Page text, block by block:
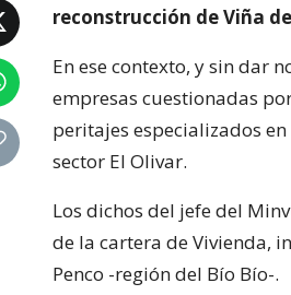
reconstrucción de Viña
En ese contexto, y sin dar
empresas cuestionadas
peritajes especializados
sector El Olivar.
Los dichos del jefe del
de la cartera de Vivienda,
Penco -región del Bío Bío-.